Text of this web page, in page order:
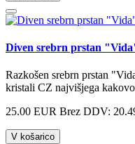
Diven srebrn prstan
Razkošen srebrn prstan
kristali CZ najvišjega
25.00 EUR Brez DDV:
V košarico